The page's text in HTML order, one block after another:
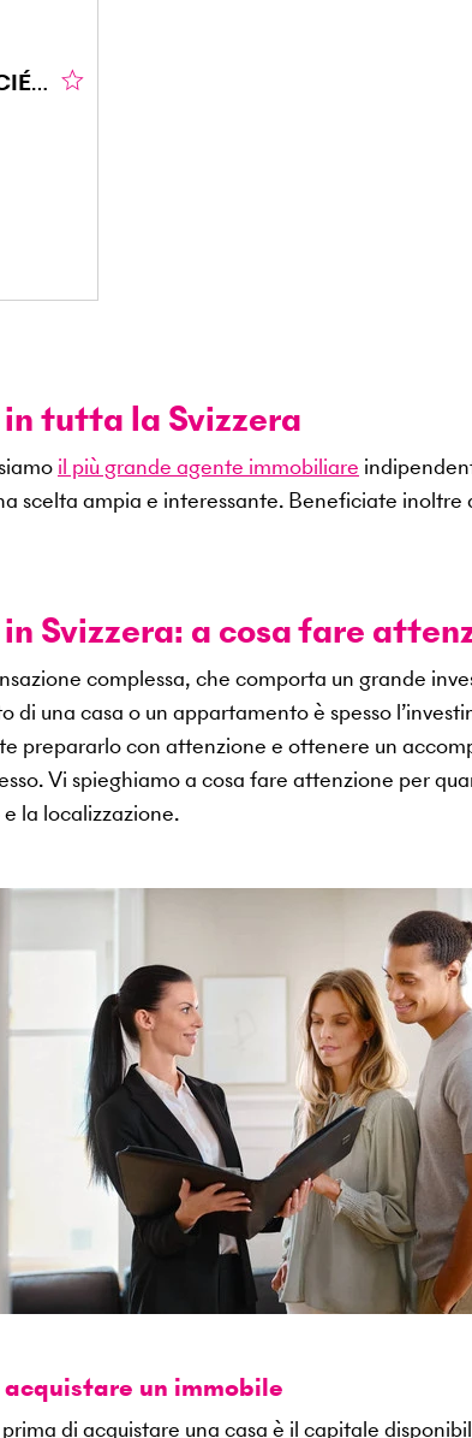
DEUX BOULANGERIES / SOCIÉTÉ AVEC BON C.A.
tutta la Svizzera
il più grande agente immobiliare
scelta ampia e interessante. Beneficiate inoltre
Svizzera: a cosa fare
complessa, che comporta un grande
di una casa o un appartamento è spesso
prepararlo con attenzione e ottenere un
Vi spieghiamo a cosa fare attenzione per
la localizzazione.
un immobile
di acquistare una casa è il capitale